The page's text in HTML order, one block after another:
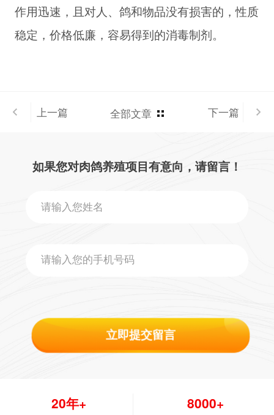
作用迅速，且对人、鸽和物品没有损害的，性质
稳定，价格低廉，容易得到的消毒制剂。
上一篇 全部文章 下一篇
如果您对肉鸽养殖项目有意向，请留言！
立即提交留言
20年+ 8000+